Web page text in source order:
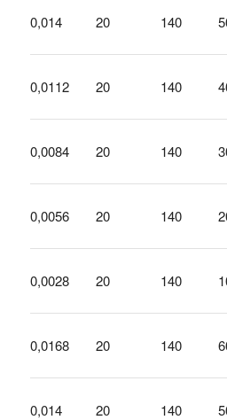
0,014 20 140
0,0112 20 140
0,0084 20 140
0,0056 20 140
0,0028 20 140
0,0168 20 140
0,014 20 140